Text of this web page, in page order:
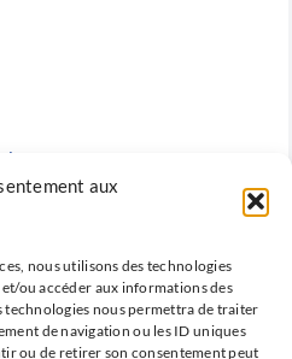
aux
nous utilisons des technologies
ou accéder aux informations des
technologies nous permettra de traiter
de navigation ou les ID uniques
ou de retirer son consentement peut
la Fondation Cœur &